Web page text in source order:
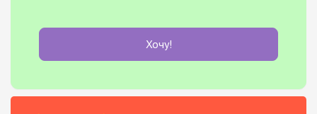
Хочу!